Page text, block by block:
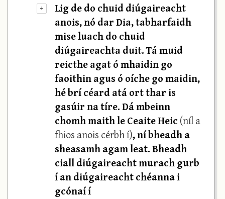
+
Lig de do chuid diúgaireacht
anois, nó dar Dia, tabharfaidh
mise luach do chuid
diúgaireachta duit. Tá muid
reicthe agat ó mhaidin go
faoithin agus ó oíche go maidin,
hé brí céard atá ort thar is
gasúir na tíre. Dá mbeinn
chomh maith le Ceaite Heic (níl a
fhios anois cérbh í), ní bheadh a
sheasamh agam leat. Bheadh
ciall diúgaireacht murach gurb
í an diúgaireacht chéanna i
gcónaí í